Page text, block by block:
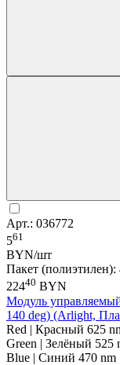
Арт.: 036772
561
BYN/шт
Пакет
22440 BYN
Модуль
140 deg) (Arlight,
Red | Красный 625
Green | Зелёный 525
Blue | Синий 470 nm